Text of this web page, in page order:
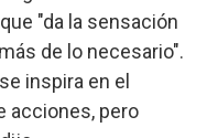
"da la sensación
de lo necesario".
inspira en el
acciones, pero